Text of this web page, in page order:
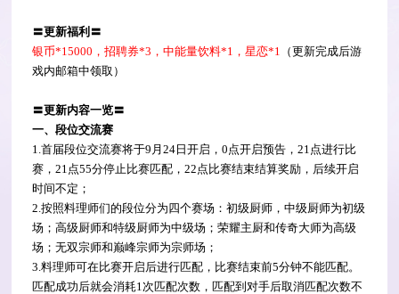
〓更新福利〓
银币*15000，招聘券*3，中能量饮料*1，星恋*1
（更新完成后游
戏内邮箱中领取）
〓更新内容一览〓
一、段位交流赛
1.首届段位交流赛将于9月24日开启，0点开启预告，21点进行比
赛，21点55分停止比赛匹配，22点比赛结束结算奖励，后续开启
时间不定；
2.按照料理师们的段位分为四个赛场：初级厨师，中级厨师为初级
场；高级厨师和特级厨师为中级场；荣耀主厨和传奇大师为高级
场；无双宗师和巅峰宗师为宗师场；
3.料理师可在比赛开启后进行匹配，比赛结束前5分钟不能匹配。
匹配成功后就会消耗1次匹配次数，匹配到对手后取消匹配次数不